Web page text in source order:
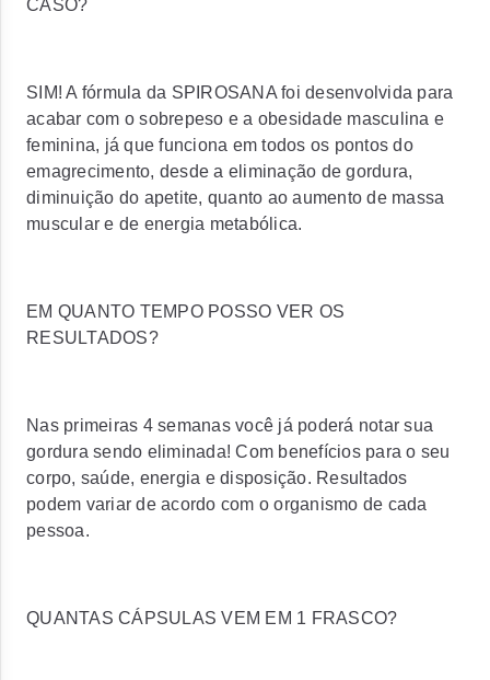
CASO?
SIM! A fórmula da SPIROSANA foi desenvolvida para
acabar com o sobrepeso e a obesidade masculina e
feminina, já que funciona em todos os pontos do
emagrecimento, desde a eliminação de gordura,
diminuição do apetite, quanto ao aumento de massa
muscular e de energia metabólica.
EM QUANTO TEMPO POSSO VER OS
RESULTADOS?
Nas primeiras 4 semanas você já poderá notar sua
gordura sendo eliminada! Com benefícios para o seu
corpo, saúde, energia e disposição. Resultados
podem variar de acordo com o organismo de cada
pessoa.
QUANTAS CÁPSULAS VEM EM 1 FRASCO?